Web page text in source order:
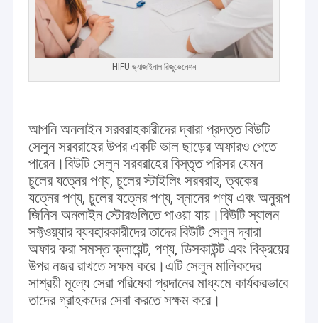
HIFU ভ্যাজাইনাল রিজুভেনেশন
আপনি অনলাইন সরবরাহকারীদের দ্বারা প্রদত্ত বিউটি
সেলুন সরবরাহের উপর একটি ভাল ছাড়ের অফারও পেতে
পারেন।বিউটি সেলুন সরবরাহের বিস্তৃত পরিসর যেমন
চুলের যত্নের পণ্য, চুলের স্টাইলিং সরবরাহ, ত্বকের
যত্নের পণ্য, চুলের যত্নের পণ্য, স্নানের পণ্য এবং অনুরূপ
জিনিস অনলাইন স্টোরগুলিতে পাওয়া যায়।বিউটি স্যালন
সফ্টওয়্যার ব্যবহারকারীদের তাদের বিউটি সেলুন দ্বারা
অফার করা সমস্ত ক্লায়েন্ট, পণ্য, ডিসকাউন্ট এবং বিক্রয়ের
উপর নজর রাখতে সক্ষম করে।এটি সেলুন মালিকদের
সাশ্রয়ী মূল্যে সেরা পরিষেবা প্রদানের মাধ্যমে কার্যকরভাবে
তাদের গ্রাহকদের সেবা করতে সক্ষম করে।